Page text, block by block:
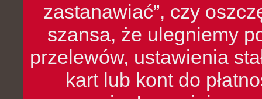
zastanawiać”, czy
szansa, że ulegniemy
przelewów, ustawienia
kart lub kont do